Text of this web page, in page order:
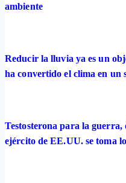
ambiente
Reducir la lluvia ya es un
ha convertido el clima en un
Testosterona para la
ejército de EE.UU. se toma